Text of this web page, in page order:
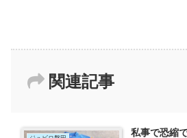
関連記事
私事で恐縮